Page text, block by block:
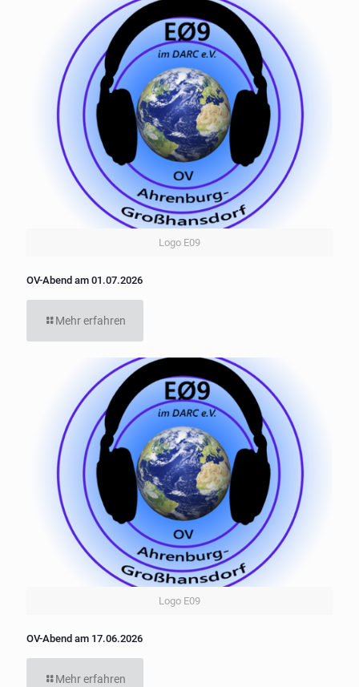
Logo E09
OV-Abend am 01.07.2026
Mehr erfahren
Logo E09
OV-Abend am 17.06.2026
Mehr erfahren